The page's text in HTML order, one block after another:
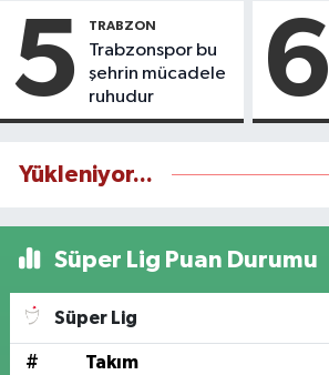
5 TRABZON
Trabzonspor bu
şehrin mücadele
ruhudur
6
Yükleniyor...
Süper Lig Puan Durumu
Süper Lig
# Takım